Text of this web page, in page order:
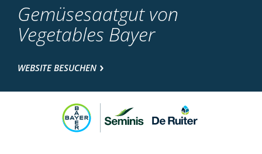
Gemüsesaatgut von
Vegetables Bayer
WEBSITE BESUCHEN